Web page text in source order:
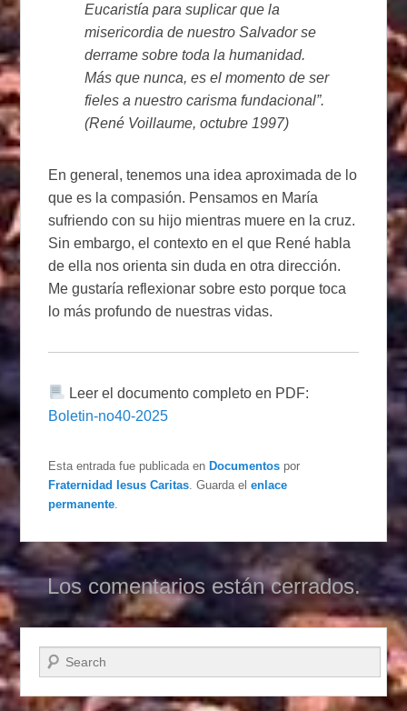
Eucaristía para suplicar que la
misericordia de nuestro Salvador se
derrame sobre toda la humanidad.
Más que nunca, es el momento de ser
fieles a nuestro carisma fundacional”.
(René Voillaume, octubre 1997)
En general, tenemos una idea aproximada de lo
que es la compasión. Pensamos en María
sufriendo con su hijo mientras muere en la cruz.
Sin embargo, el contexto en el que René habla
de ella nos orienta sin duda en otra dirección.
Me gustaría reflexionar sobre esto porque toca
lo más profundo de nuestras vidas.
Leer el documento completo en PDF:
Boletin-no40-2025
Esta entrada fue publicada enDocumentos por
Fraternidad Iesus Caritas . Guarda elenlace
permanente
Los comentarios están cerrados.
Buscar